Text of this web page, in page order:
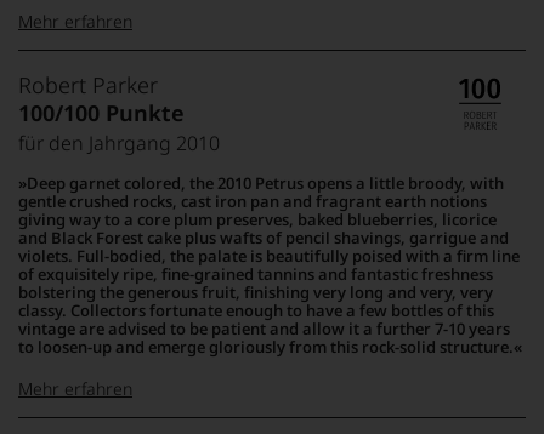
85–89 Punkte:
Unter 85 Punkte:
für
»Fine
Wine«,
für
die
edlen
der
Welt,
wie
kaum
ein
anderer.
Das
dokumentieren
auch
und
100-95 Punkte:
90 Punkte und
mehr:
Unter 88
Punkte:
James
Suckling
Der
Amerikaner
James
Suckling,
Jahrgang
1958,
zählt
heute
zu
den
bedeutendsten
und
einflussreichsten
Weinkritikern
Mehr erfahren
Robert Parker
100/100 Punkte
für den Jahrgang 2010
Deep garnet colored, the 2010 Petrus opens a little broody, with
gentle crushed rocks, cast iron pan and fragrant earth notions
giving way to a core plum preserves, baked blueberries, licorice
and Black Forest cake plus wafts of pencil shavings, garrigue and
violets. Full-bodied, the palate is beautifully poised with a firm line
of exquisitely ripe, fine-grained tannins and fantastic freshness
bolstering the generous fruit, finishing very long and very, very
classy. Collectors fortunate enough to have a few bottles of this
vintage are advised to be patient and allow it a further 7-10 years
to loosen-up and emerge gloriously from this rock-solid structure.
Mehr erfahren